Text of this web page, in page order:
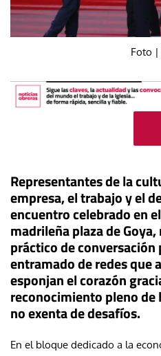
Foto |
Representantes de la
empresa, el trabajo y el
encuentro celebrado en
madrileña plaza de
práctico de
entramado de redes que
esponjan el corazón
reconocimiento pleno
no exenta de desafíos.
En el bloque dedicado a la